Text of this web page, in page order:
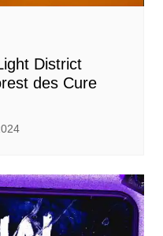
District
des Cure